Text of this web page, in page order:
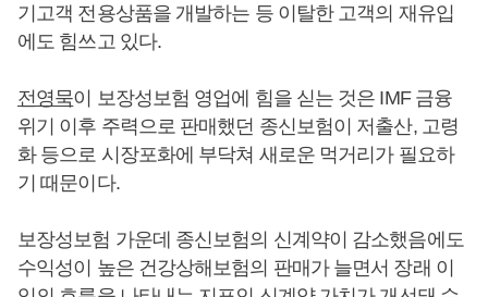
기고객 전용상품을 개발하는 등 이탈한 고객의 재유입
에도 힘쓰고 있다.
전영묵이 보장성보험 영업에 힘을 싣는 것은 IMF 금융
위기 이후 주력으로 판매했던 종신보험이 저출산, 고령
화 등으로 시장포화에 부닥쳐 새로운 먹거리가 필요하
기 때문이다.
보장성보험 가운데 종신보험의 신계약이 감소했음에도
수익성이 높은 건강상해보험의 판매가 늘면서 장래 이